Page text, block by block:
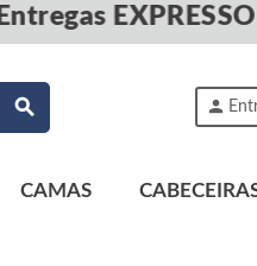
EXPRESSO
search person
CAMAS